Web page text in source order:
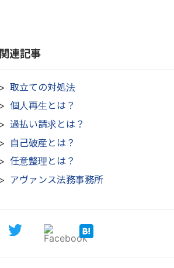
関連記事
取立ての対処法
個人再生とは？
過払い請求とは？
自己破産とは？
任意整理とは？
アヴァンス法務事務所